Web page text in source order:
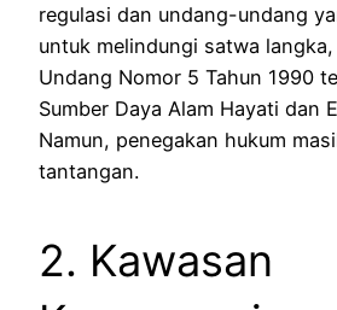
regulasi dan undang-undang
untuk melindungi satwa
Undang Nomor 5 Tahun 1990
Sumber Daya Alam Hayati dan
Namun, penegakan hukum
tantangan.
2. Kawasan